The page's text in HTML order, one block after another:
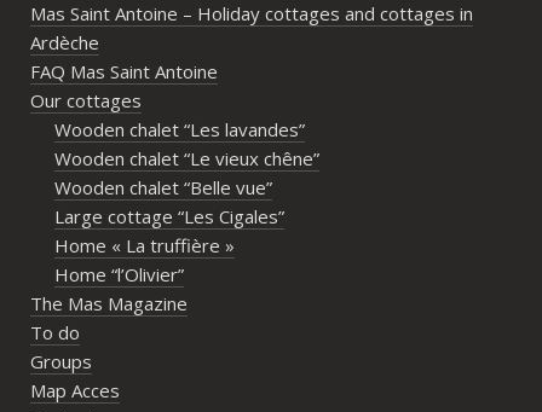
différents gîtes permettent à chacun
d’avoir son espace tout en gardant un
vrai lieu de rassemblement pour
partager les repas et les activités.Un
immense merci également aux
propriétaires pour leur disponibilité, leur
écoute et leur gentillesse tout au long de
l’organisation. Nous avons été très bien
accompagnés avant le week-end avec de
nombreux conseils utiles, aussi bien pour
les prestataires que pour l’organisation
Mas Saint Antoine – Holiday cottages and cottages in
Ardèche
FAQ Mas Saint Antoine
Our cottages
Wooden chalet “Les lavandes”
Wooden chalet “Le vieux chêne”
Wooden chalet “Belle vue”
Large cottage “Les Cigales”
Home « La truffière »
Home “l’Olivier”
The Mas Magazine
To do
Groups
Map Acces